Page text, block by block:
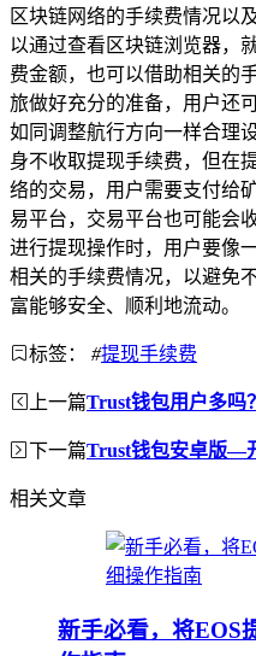
区块链网络的手续费情况以
以通过查看区块链浏览器，
费金额，也可以借助相关的
旅做好充分的准备，用户还
如同调整航行方向一样合理
身不收取提现手续费，但在
络的交易，用户需要支付给
易平台，交易平台也可能会
进行提现操作时，用户要像
相关的手续费情况，以避免
富能够安全、顺利地流动。
标签： #提现手续费
上一篇Trust钱包用户多吗
下一篇Trust钱包安卓版—
相关文章
新手必看，将EOS